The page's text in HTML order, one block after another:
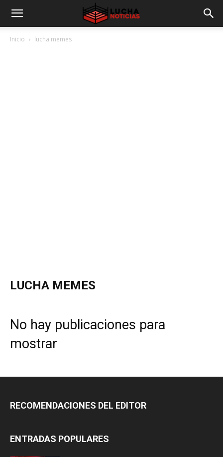
Inicio lucha memes
LUCHA MEMES
No hay publicaciones para
mostrar
RECOMENDACIONES DEL EDITOR
ENTRADAS POPULARES